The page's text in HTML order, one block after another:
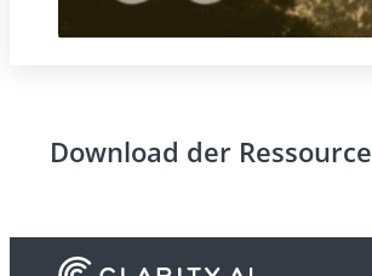
Download der Ressource